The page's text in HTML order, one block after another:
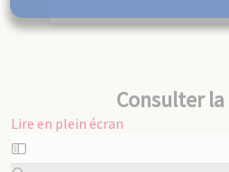
Consulter
Lire en plein écran
Aller
au